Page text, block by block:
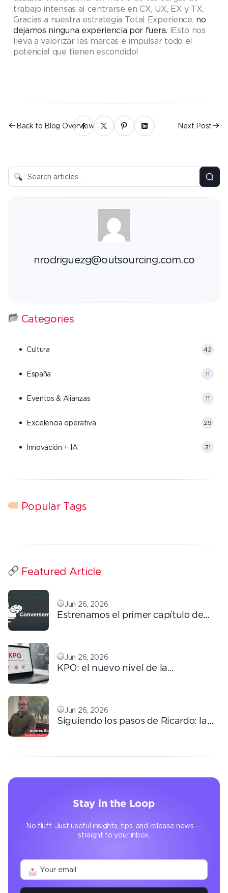
trabajo intensas al centrarse en CX, UX, EX y TX.
Gracias a nuestra estrategia Total Experience, no
dejamos ninguna experiencia por fuera. ¡Esto nos
lleva a valorizar las marcas e impulsar todo el
potencial que tienen escondido!
Back to Blog Overview Next Post
nrodriguezg@outsourcing.com.co
Categories
Cultura 42
España 11
Eventos & Alianzas 11
Excelencia operativa 29
Innovación + IA 31
Popular Tags
Featured Article
Jun 26, 2026
Estrenamos el primer capítulo de
Jun 26, 2026
KPO: el nuevo nivel de la
Jun 26, 2026
Siguiendo los pasos de Ricardo: la
Stay in the Loop
No fluff. Just useful insights, tips, and release news —
straight to your inbox.